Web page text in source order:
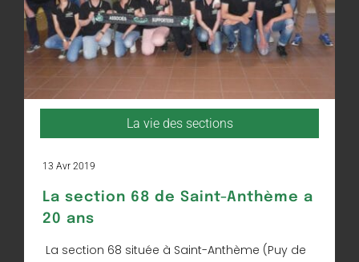
La vie des sections
13 Avr 2019
La section 68 de Saint-Anthème a
20 ans
La section 68 située à Saint-Anthème (Puy de